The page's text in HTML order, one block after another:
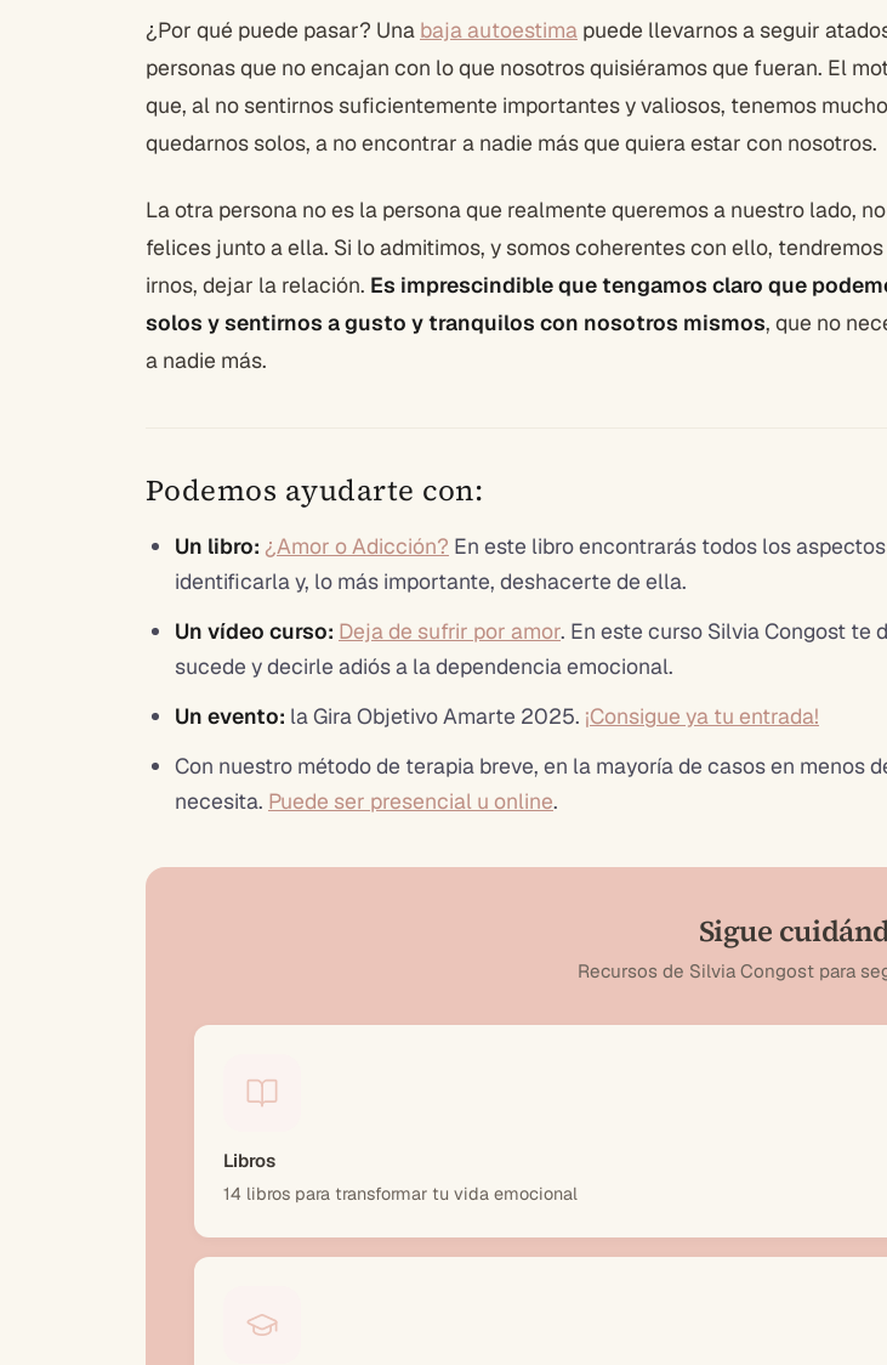
¿Por qué puede pasar? Una baja autoestima puede llevarnos a seguir
personas que no encajan con lo que nosotros quisiéramos que fueran. El
que, al no sentirnos suficientemente importantes y valiosos, tenemos
quedarnos solos, a no encontrar a nadie más que quiera estar con nosotros.
La otra persona no es la persona que realmente queremos a nuestro lado,
felices junto a ella. Si lo admitimos, y somos coherentes con ello, tendremos
irnos, dejar la relación. Es imprescindible que tengamos claro que
solos y sentirnos a gusto y tranquilos con nosotros mismos, que no
a nadie más.
Podemos ayudarte con:
Un libro: ¿Amor o Adicción? En este libro encontrarás todos los
identificarla y, lo más importante, deshacerte de ella.
Un vídeo curso: Deja de sufrir por amor. En este curso Silvia Congost te
sucede y decirle adiós a la dependencia emocional.
Un evento: la Gira Objetivo Amarte 2025. ¡Consigue ya tu entrada!
Con nuestro método de terapia breve, en la mayoría de casos en menos
necesita. Puede ser presencial u online.
Sigue
Recursos de Silvia Congost para
Libros
14 libros para transformar tu vida emocional